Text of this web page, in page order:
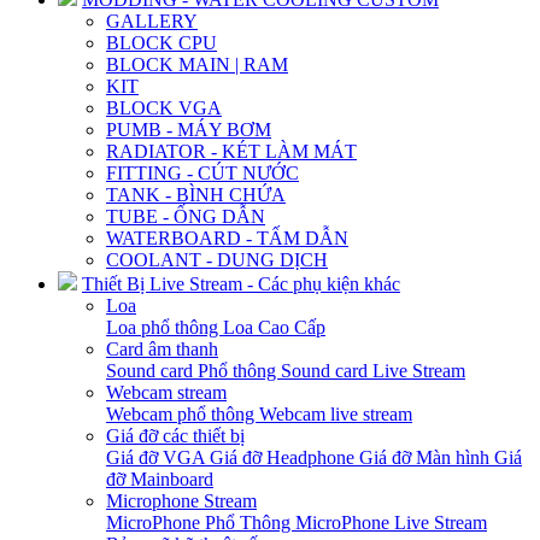
GALLERY
BLOCK CPU
BLOCK MAIN | RAM
KIT
BLOCK VGA
PUMB - MÁY BƠM
RADIATOR - KÉT LÀM MÁT
FITTING - CÚT NƯỚC
TANK - BÌNH CHỨA
TUBE - ỐNG DẪN
WATERBOARD - TẤM DẪN
COOLANT - DUNG DỊCH
Thiết Bị Live Stream - Các phụ kiện khác
Loa
Loa phổ thông Loa Cao Cấp
Card âm thanh
Sound card Phổ thông Sound card Live Stream
Webcam stream
Webcam phổ thông Webcam live stream
Giá đỡ các thiết bị
Giá đỡ VGA Giá đỡ Headphone Giá đỡ Màn hình Giá
đỡ Mainboard
Microphone Stream
MicroPhone Phổ Thông MicroPhone Live Stream